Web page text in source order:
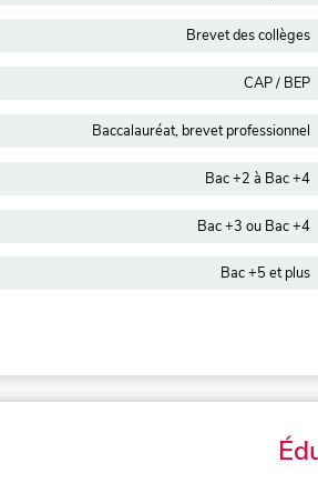
Brevet des collèges
CAP / BEP
Baccalauréat, brevet professionnel
Bac +2 à Bac +4
Bac +3 ou Bac +4
Bac +5 et plus